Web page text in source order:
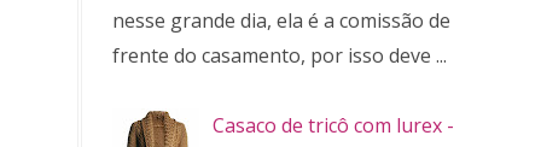
nesse grande dia, ela é a comissão de
frente do casamento, por isso deve ...
Casaco de tricô com lurex -